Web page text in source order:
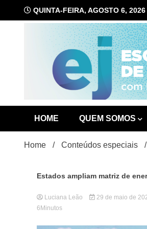
QUINTA-FEIRA, AGOSTO 6, 2026
HOME
QUEM SOMOS
Home Conteúdos especiais
Estados ampliam matriz de
Luciana Leão 29 de maio de
6Minutos